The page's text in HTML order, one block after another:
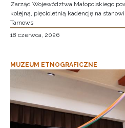
Zarząd Województwa Małopolskiego
kolejną, pięcioletnią kadencję na
Tarnows
18 czerwca, 2026
MUZEUM ETNOGRAFICZNE